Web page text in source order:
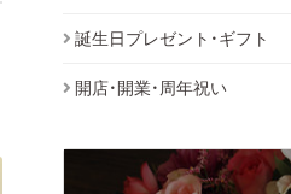
誕生日プレゼント・ギフト
開店・開業・周年祝い